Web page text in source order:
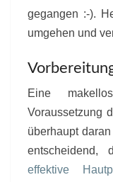
gegangen :-).
umgehen und
Eine
Voraussetzung
überhaupt
effektive